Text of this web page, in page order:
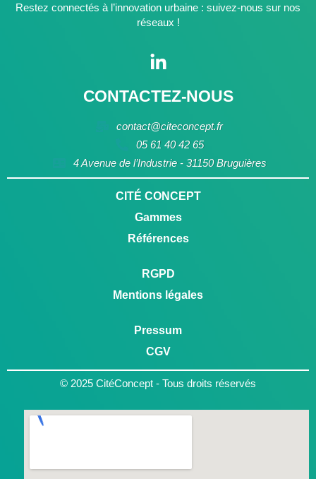
Restez connectés à l’innovation urbaine : suivez-nous sur nos
réseaux !
CONTACTEZ-NOUS
contact@citeconcept.fr
05 61 40 42 65
4 Avenue de l’Industrie - 31150 Bruguières
CITÉ CONCEPT
Gammes
Références
RGPD
Mentions légales
Pressum
CGV
© 2025 CitéConcept - Tous droits réservés